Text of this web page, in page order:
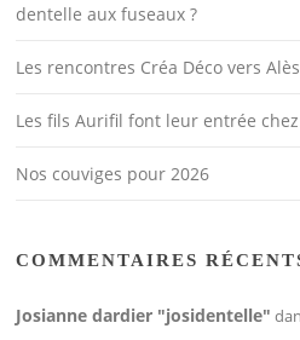
dentelle aux fuseaux ?
Les rencontres Créa Déco vers Alès
Les fils Aurifil font leur entrée
Nos couviges pour 2026
COMMENTAIRES
Josianne dardier "josidentelle"